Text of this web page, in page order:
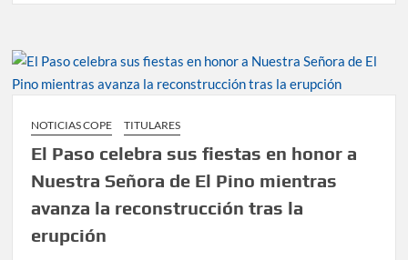
NOTICIAS COPE TITULARES
El Paso celebra sus fiestas en honor a
Nuestra Señora de El Pino mientras
avanza la reconstrucción tras la
erupción